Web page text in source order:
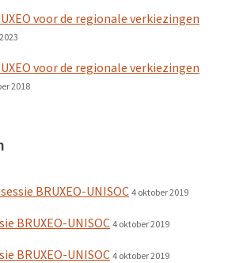
voor de regionale verkiezingen
voor de regionale verkiezingen
2018
BRUXEO-UNISOC 4 oktober 2019
BRUXEO-UNISOC 4 oktober 2019
BRUXEO-UNISOC 4 oktober 2019